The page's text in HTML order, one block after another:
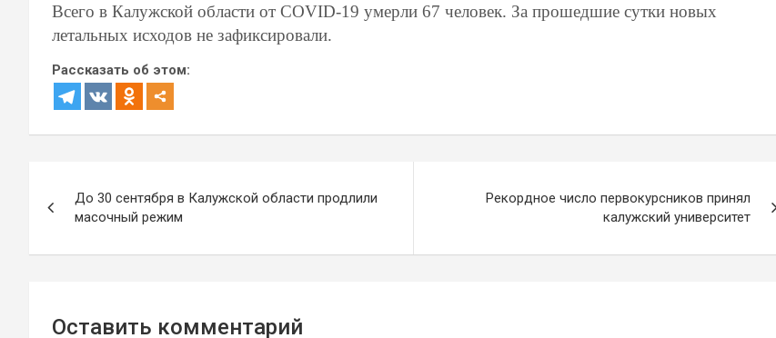
Всего в Калужской области от COVID-19 умерли 67 человек. За прошедшие сутки новых
летальных исходов не зафиксировали.
Рассказать об этом:
по
записям
До 30 сентября в Калужской области продлили
масочный режим
Рекордное число первокурсников принял
калужский университет
Оставить комментарий